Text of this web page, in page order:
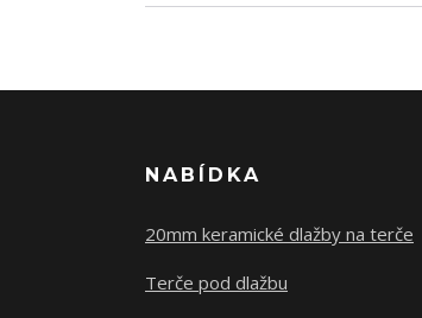
NABÍDKA
20mm keramické dlažby na terče
Terče pod dlažbu